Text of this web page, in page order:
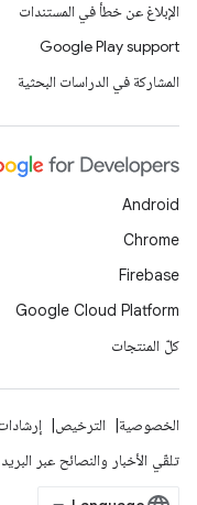
الإبلاغ عن خطأ في المستندات
Google Play support
المشاركة في الدراسات البحثية
Android
Chrome
Firebase
Google Cloud Platform
كلّ المنتجات
الخصوصية الترخيص
تلقّي الأخبار والنصائح عبر